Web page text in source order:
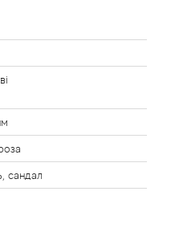
сандал